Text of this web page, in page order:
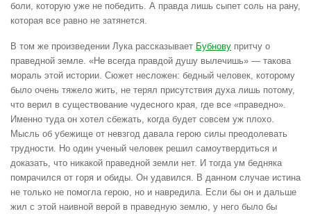
боли, которую уже не победить. А правда лишь сыпет соль на рану,
которая все равно не затянется.
В том же произведении Лука рассказывает Бубнову притчу о
праведной земле. «Не всегда правдой душу вылечишь» — такова
мораль этой истории. Сюжет несложен: бедный человек, которому
было очень тяжело жить, не терял присутствия духа лишь потому,
что верил в существование чудесного края, где все «праведно».
Именно туда он хотел сбежать, когда будет совсем уж плохо.
Мысль об убежище от невзгод давала герою силы преодолевать
трудности. Но один ученый человек решил самоутвердиться и
доказать, что никакой праведной земли нет. И тогда ум бедняка
помрачился от горя и обиды. Он удавился. В данном случае истина
не только не помогла герою, но и навредила. Если бы он и дальше
жил с этой наивной верой в праведную землю, у него было бы